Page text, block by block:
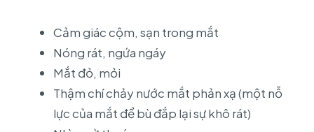
Cảm giác cộm, sạn trong mắt
Nóng rát, ngứa ngáy
Mắt đỏ, mỏi
Thậm chí chảy nước mắt phản xạ (một nỗ
lực của mắt để bù đắp lại sự khô rát)